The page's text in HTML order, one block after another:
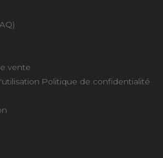
vente
Politique de confidentialité